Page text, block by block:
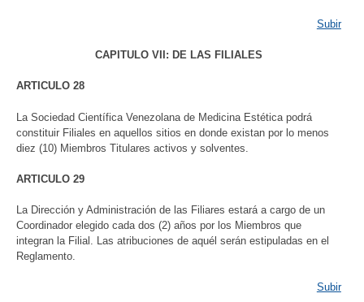
Subir
CAPITULO VII: DE LAS FILIALES
ARTICULO 28
La Sociedad Científica Venezolana de Medicina Estética podrá
constituir Filiales en aquellos sitios en donde existan por lo menos
diez (10) Miembros Titulares activos y solventes.
ARTICULO 29
La Dirección y Administración de las Filiares estará a cargo de un
Coordinador elegido cada dos (2) años por los Miembros que
integran la Filial. Las atribuciones de aquél serán estipuladas en el
Reglamento.
Subir